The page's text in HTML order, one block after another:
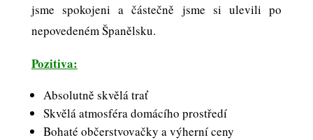
jsme spokojeni a částečně jsme si ulevili po
nepovedeném Španělsku.
Pozitiva:
Absolutně skvělá trať
Skvělá atmosféra domácího prostředí
Bohaté občerstvovačky a výherní ceny